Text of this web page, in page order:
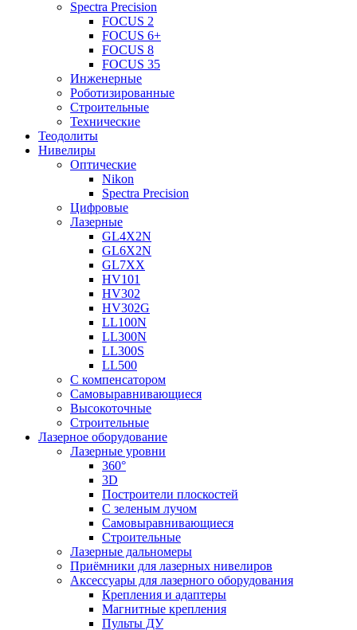
Spectra Precision
FOCUS 2
FOCUS 6+
FOCUS 8
FOCUS 35
Инженерные
Роботизированные
Строительные
Технические
Теодолиты
Нивелиры
Оптические
Nikon
Spectra Precision
Цифровые
Лазерные
GL4X2N
GL6X2N
GL7XX
HV101
HV302
HV302G
LL100N
LL300N
LL300S
LL500
С компенсатором
Самовыравнивающиеся
Высокоточные
Строительные
Лазерное оборудование
Лазерные уровни
360°
3D
Построители плоскостей
С зеленым лучом
Самовыравнивающиеся
Строительные
Лазерные дальномеры
Приёмники для лазерных нивелиров
Аксессуары для лазерного оборудования
Крепления и адаптеры
Магнитные крепления
Пульты ДУ